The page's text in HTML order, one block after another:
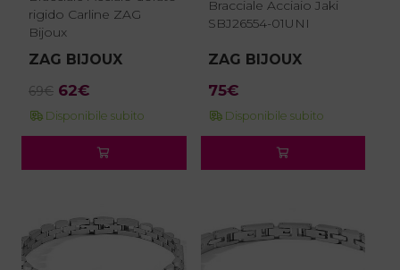
rigido Carline ZAG
Bijoux
ZAG BIJOUX
69€ Il
prezzo
69€.
62€
prezzo
è:
62€.
Disponibile subito
Bracciale Acciaio Jaki
SBJ26554-01UNI
ZAG BIJOUX
75€
Disponibile subito